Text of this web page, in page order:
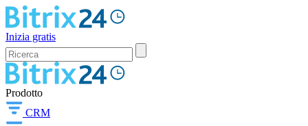
Inizia gratis
Prodotto
CRM